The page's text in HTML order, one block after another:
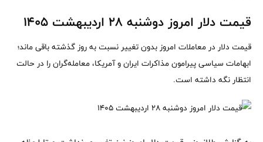
قیمت دلار امروز دوشنبه 28 اردیبهشت 1405
قیمت دلار در معاملات امروز بدون تغییر نسبت به روز گذشته باقی ماند؛
ابهامات سیاسی پیرامون مذاکرات ایران و آمریکا، معامله‌گران را در حالت
انتظار نگه داشته است.